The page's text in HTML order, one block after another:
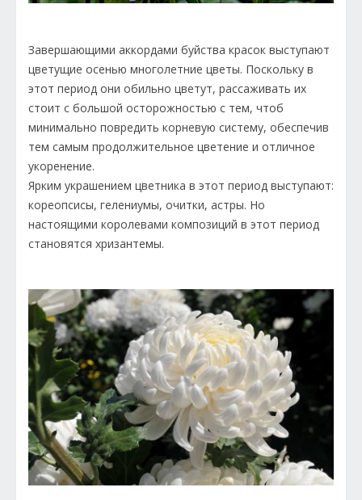
Завершающими аккордами буйства красок выступают
цветущие осенью многолетние цветы. Поскольку в
этот период они обильно цветут, рассаживать их
стоит с большой осторожностью с тем, чтоб
минимально повредить корневую систему, обеспечив
тем самым продолжительное цветение и отличное
укоренение.
Ярким украшением цветника в этот период выступают:
кореопсисы, гелениумы, очитки, астры. Но
настоящими королевами композиций в этот период
становятся хризантемы.